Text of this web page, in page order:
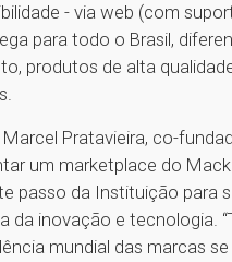
- via web (com
para todo o Brasil,
produtos de alta
Pratavieira, co-
um marketplace do
passo da Instituição para
da inovação e tecnologia.
mundial das marcas